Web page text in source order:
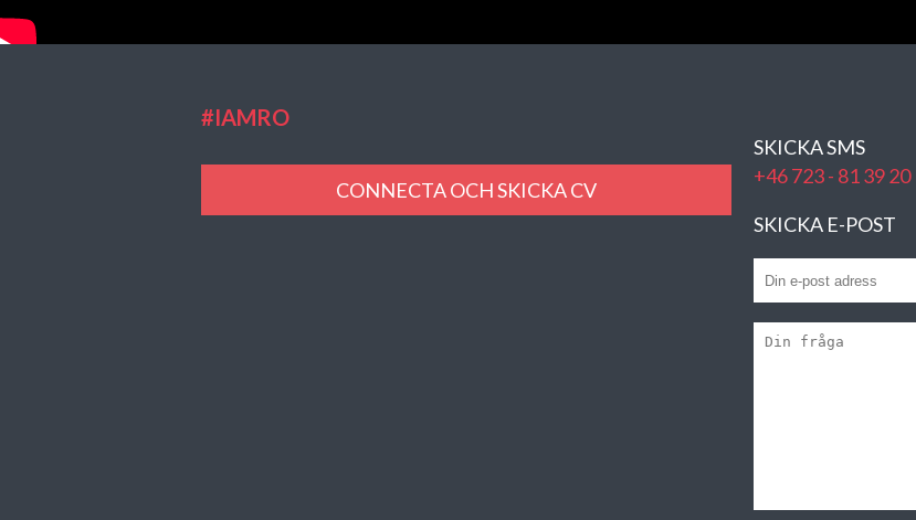
#IAMRO
CONNECTA OCH SKICKA CV
SKICKA SMS
+46 723 - 81 39 20
SKICKA E-POST